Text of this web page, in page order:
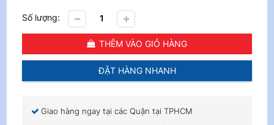
Số lượng:
THÊM VÀO GIỎ HÀNG
ĐẶT HÀNG NHANH
Giao hàng ngay tại các Quận tại TPHCM